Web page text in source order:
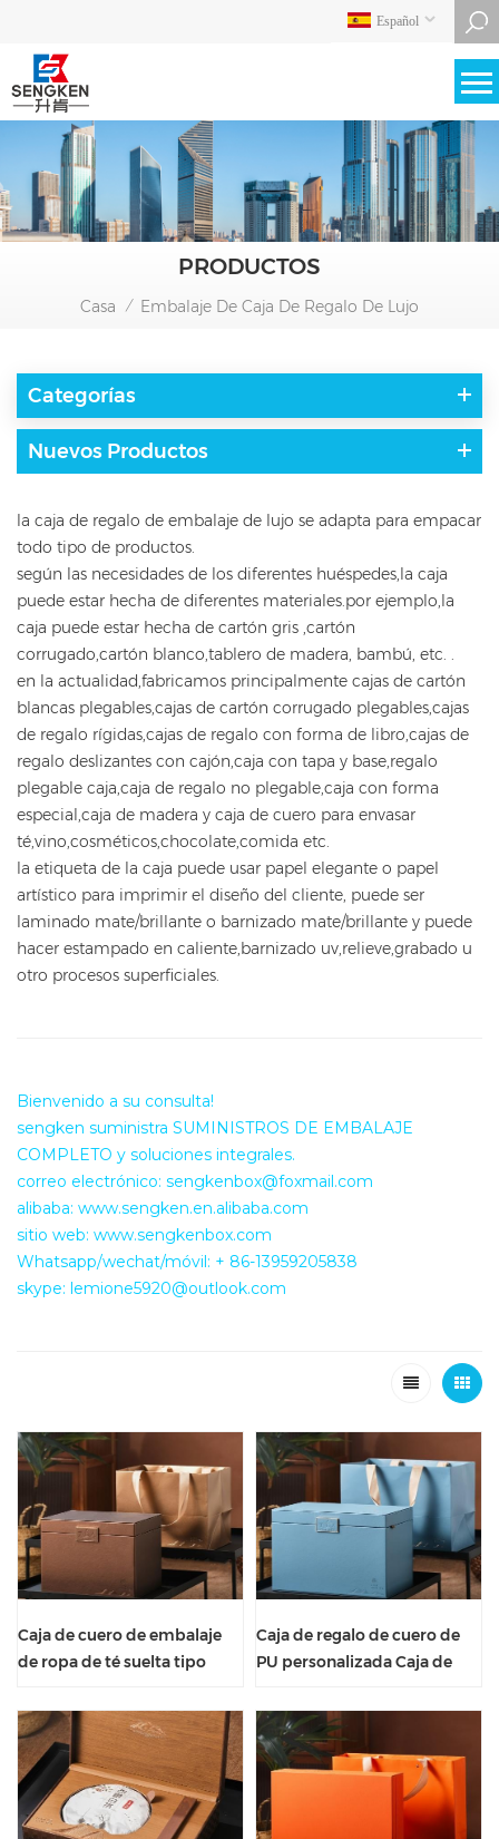
Español
PRODUCTOS
Casa / Embalaje De Caja De Regalo De Lujo
Categorías
Nuevos Productos
la caja de regalo de embalaje de lujo se adapta para empacar
todo tipo de productos.
según las necesidades de los diferentes huéspedes,la caja
puede estar hecha de diferentes materiales.por ejemplo,la
caja puede estar hecha de cartón gris ,cartón
corrugado,cartón blanco,tablero de madera, bambú, etc. .
en la actualidad,fabricamos principalmente cajas de cartón
blancas plegables,cajas de cartón corrugado plegables,cajas
de regalo rígidas,cajas de regalo con forma de libro,cajas de
regalo deslizantes con cajón,caja con tapa y base,regalo
plegable caja,caja de regalo no plegable,caja con forma
especial,caja de madera y caja de cuero para envasar
té,vino,cosméticos,chocolate,comida etc.
la etiqueta de la caja puede usar papel elegante o papel
artístico para imprimir el diseño del cliente, puede ser
laminado mate/brillante o barnizado mate/brillante y puede
hacer estampado en caliente,barnizado uv,relieve,grabado u
otro procesos superficiales.
Bienvenido a su consulta!
sengken suministra SUMINISTROS DE EMBALAJE
COMPLETO y soluciones integrales.
correo electrónico: sengkenbox@foxmail.com
alibaba: www.sengken.en.alibaba.com
sitio web: www.sengkenbox.com
Whatsapp/wechat/móvil: + 86-13959205838
skype: lemione5920@outlook.com
Caja de cuero de embalaje
de ropa de té suelta tipo
personalizada
Caja de regalo de cuero de
PU personalizada Caja de
lujo